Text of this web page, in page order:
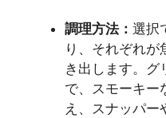
調理方法： 選択
り、それぞれが
き出します。グ
で、スモーキー
え、スナッパー